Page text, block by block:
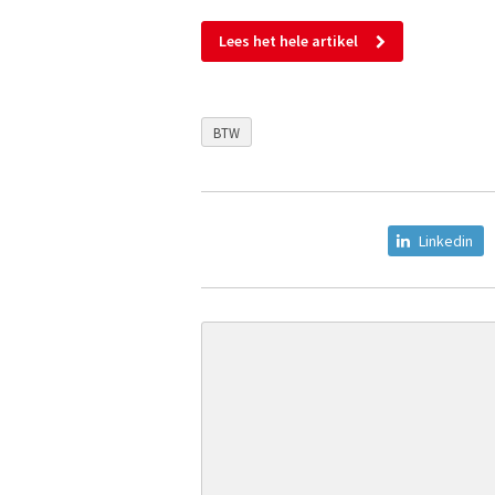
Lees het hele artikel
BTW
Linkedin